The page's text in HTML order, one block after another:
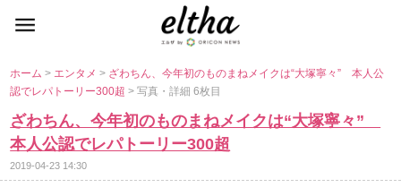
ホーム> エンタメ> ざわちん、今年初のものまねメイクは“大塚寧々” 本人公
認でレパトーリー300超> 写真・詳細 6枚目
ざわちん、今年初のものまねメイクは“大塚寧々”
本人公認でレパトーリー300超
2019-04-23 14:30